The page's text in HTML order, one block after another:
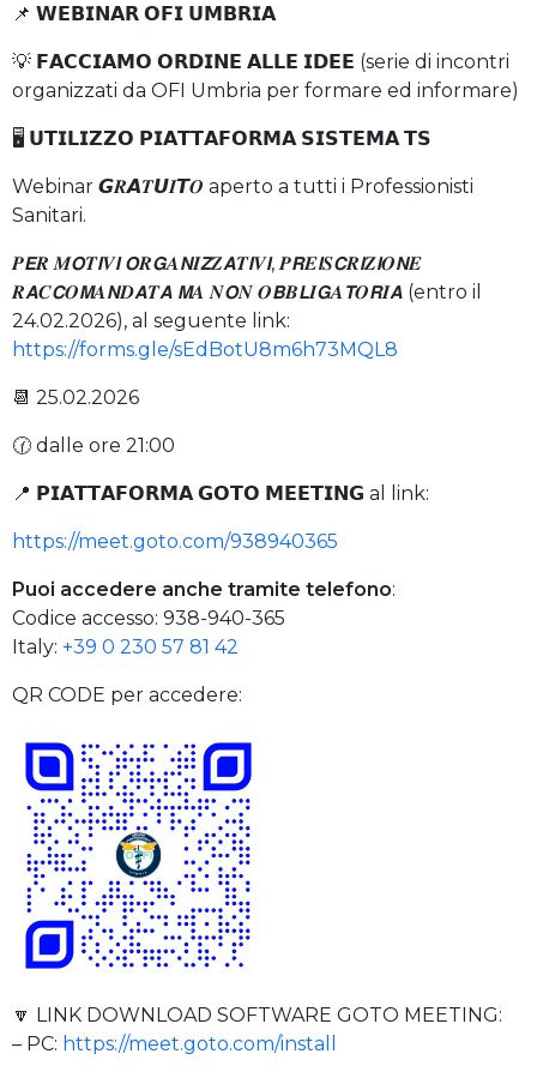
📌 𝗪𝗘𝗕𝗜𝗡𝗔𝗥 𝗢𝗙𝗜 𝗨𝗠𝗕𝗥𝗜𝗔
💡 𝗙𝗔𝗖𝗖𝗜𝗔𝗠𝗢 𝗢𝗥𝗗𝗜𝗡𝗘 𝗔𝗟𝗟𝗘 𝗜𝗗𝗘𝗘 (serie di incontri
organizzati da OFI Umbria per formare ed informare)
🖥️ 𝗨𝗧𝗜𝗟𝗜𝗭𝗭𝗢 𝗣𝗜𝗔𝗧𝗧𝗔𝗙𝗢𝗥𝗠𝗔 𝗦𝗜𝗦𝗧𝗘𝗠𝗔 𝗧𝗦
Webinar 𝙂𝑹𝘼𝑻𝙐𝑰𝙏𝑶 aperto a tutti i Professionisti
Sanitari.
𝑷𝙀𝑹 𝑴𝙊𝑻𝙄𝑽𝙄 𝙊𝑹𝙂𝑨𝙉𝑰𝙕𝒁𝘼𝑻𝙄𝑽𝙄, 𝑷𝙍𝑬𝙄𝑺𝘾𝑹𝙄𝒁𝙄𝑶𝙉𝑬
𝑹𝘼𝑪𝘾𝑶𝙈𝑨𝙉𝑫𝘼𝑻𝘼 𝙈𝑨 𝑵𝙊𝑵 𝑶𝘽𝑩𝙇𝑰𝙂𝑨𝙏𝑶𝙍𝑰𝘼 (entro il
24.02.2026), al seguente link:
https://forms.gle/sEdBotU8m6h73MQL8
📆 25.02.2026
🕜 dalle ore 21:00
📍 𝗣𝗜𝗔𝗧𝗧𝗔𝗙𝗢𝗥𝗠𝗔 𝗚𝗢𝗧𝗢 𝗠𝗘𝗘𝗧𝗜𝗡𝗚 al link:
https://meet.goto.com/938940365
Puoi accedere anche tramite telefono:
Codice accesso: 938-940-365
Italy: +39 0 230 57 81 42
QR CODE per accedere:
🔽 LINK DOWNLOAD SOFTWARE GOTO MEETING:
– PC: https://meet.goto.com/install